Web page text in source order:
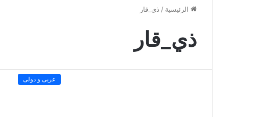
الرئيسية / ذي_قار
ذي_قار
عربى و دولى